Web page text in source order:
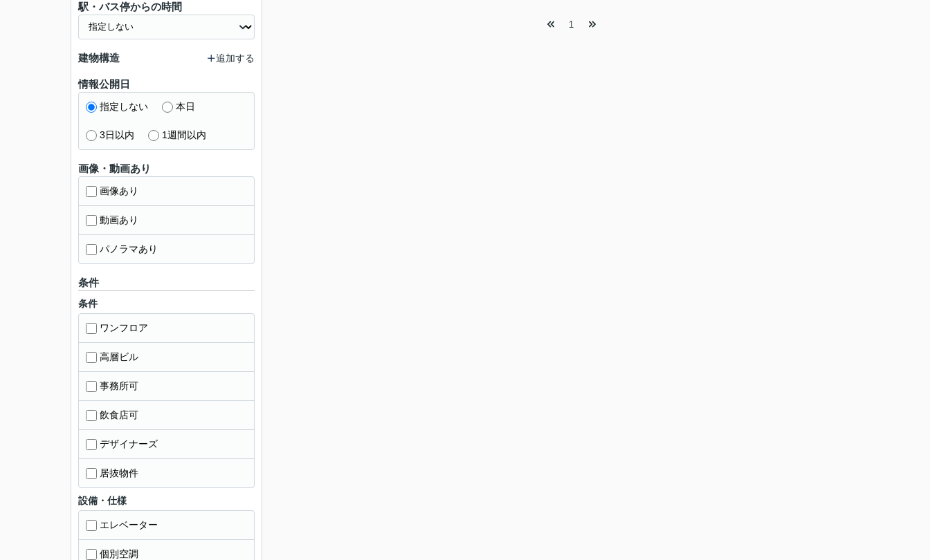
1
駅・バス停からの時間
建物構造 追加する
情報公開日
指定しない 本日
3日以内 1週間以内
画像・動画あり
画像あり
動画あり
パノラマあり
条件
条件
ワンフロア
高層ビル
事務所可
飲食店可
デザイナーズ
居抜物件
設備・仕様
エレベーター
個別空調